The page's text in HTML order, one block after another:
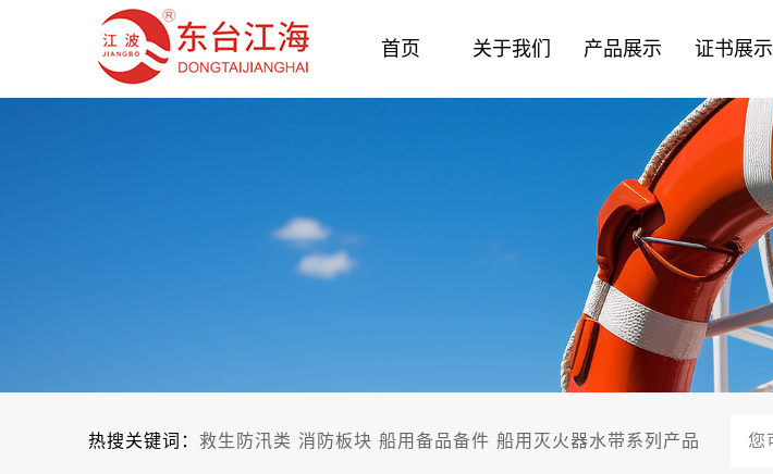
首页 关于我们 产品展示 证书展示
热搜关键词： 救生防汛类 消防板块 船用备品备件 船用灭火器水带系列产品